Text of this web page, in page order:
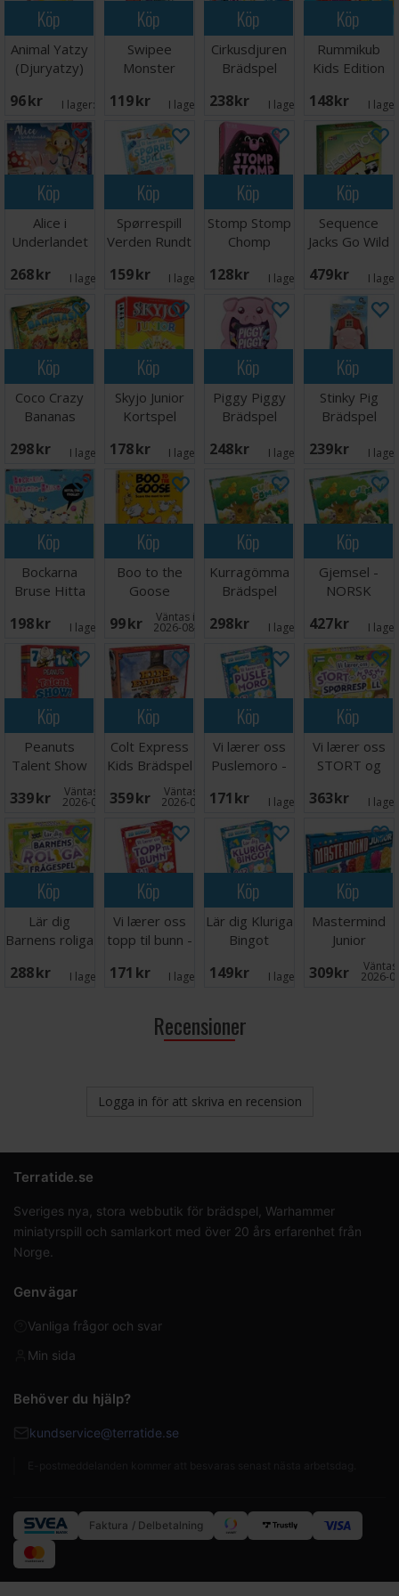
Köp
Animal Yatzy
(Djuryatzy)
96 SEK I lager:
Köp
Swipee
Monster
Kortspel
119 SEK I lager: 9
Köp
Cirkusdjuren
Brädspel
238 SEK I lager:
Köp
Rummikub
Kids Edition
148 SEK I
Köp
Alice i
Underlandet
268 SEK I lager:
Köp
Spørrespill
Verden Rundt
159 SEK I lager:
Köp
Stomp Stomp
Chomp
128 SEK I lager: 1
Köp
Sequence
Jacks Go Wild
479 SEK I
Köp
Coco Crazy
Bananas
298 SEK I lager:
Köp
Skyjo Junior
Kortspel
178 SEK I lager: 1
Köp
Piggy Piggy
Brädspel
248 SEK I lager: 6
Köp
Stinky Pig
Brädspel
239 SEK I
Köp
Bockarna
Bruse Hitta
Brädspel
198 SEK I lager: 7
Köp
Boo to the
Goose
Kortspel
99 SEK Väntas in:
2026-08-15
Köp
Kurragömma
Brädspel
298 SEK I lager: 1
Köp
Gjemsel -
NORSK
427 SEK I
Köp
Peanuts
Talent Show
Kortspel
339 SEK Väntas in:
2026-09-30
Köp
Colt Express
Kids Brädspel
359 SEK Väntas in:
2026-09-30
Köp
Vi lærer oss
Puslemoro -
171 SEK I lager: 5
Köp
Vi lærer oss
STORT og
NORSK
363 SEK I
Köp
Lär dig
Barnens roliga
288 SEK I lager:
Köp
Vi lærer oss
topp til bunn -
171 SEK I lager:
Köp
Lär dig Kluriga
Bingot
149 SEK I lager: 1
Köp
Mastermind
Junior
Brädspel
309 SEK 2026-
Recensioner
Logga in för att skriva en recension
Terratide.se
Sveriges nya, stora webbutik för brädspel, Warhammer
miniatyrspill och samlarkort med över 20 års erfarenhet från
Norge.
Genvägar
Vanliga frågor och svar
Min sida
Behöver du hjälp?
kundservice@terratide.se
Faktura / Delbetalning